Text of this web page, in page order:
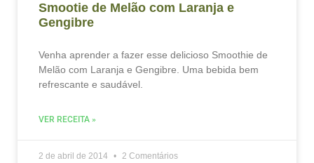
Smootie de Melão com Laranja e
Gengibre
Venha aprender a fazer esse delicioso Smoothie de
Melão com Laranja e Gengibre. Uma bebida bem
refrescante e saudável.
VER RECEITA »
2 de abril de 2014 2 Comentários